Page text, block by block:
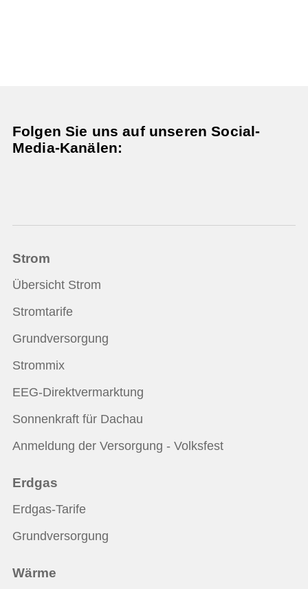
Folgen Sie uns auf unseren Social-
Media-Kanälen:
Strom
Übersicht Strom
Stromtarife
Grundversorgung
Strommix
EEG-Direktvermarktung
Sonnenkraft für Dachau
Anmeldung der Versorgung - Volksfest
Erdgas
Erdgas-Tarife
Grundversorgung
Wärme